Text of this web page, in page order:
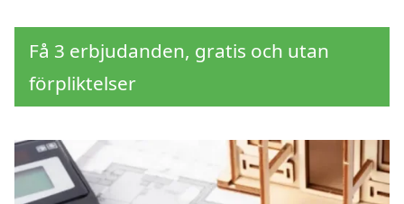
Få 3 erbjudanden, gratis och utan
förpliktelser